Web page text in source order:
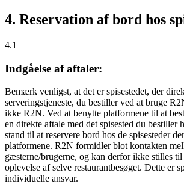
4. Reservation af bord hos
4.1
Indgåelse af aftaler:
Bemærk venligst, at det er spisestedet, der
serveringstjeneste, du bestiller ved at bruge
ikke R2N. Ved at benytte platformene til at
en direkte aftale med det spisested du bestiller
stand til at reservere bord hos de spisesteder
platformene. R2N formidler blot kontakten
gæsterne/brugerne, og kan derfor ikke stilles
oplevelse af selve restaurantbesøget. Dette er
individuelle ansvar.